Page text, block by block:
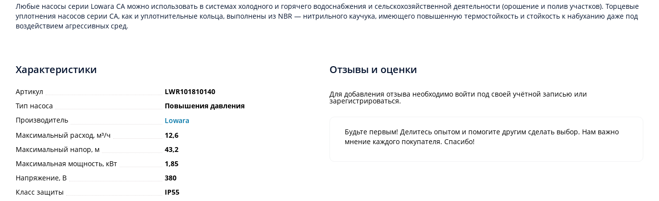
Любые насосы серии Lowara CA можно использовать в системах холодного и горячего водоснабжения и сельскохозяйственной деятельности (орошение и полив участков). Торцевые
уплотнения насосов серии CA, как и уплотнительные кольца, выполнены из NBR — нитрильного каучука, имеющего повышенную термостойкость и стойкость к набуханию даже под
воздействием агрессивных сред.
Характеристики
Артикул
LWR101810140
Тип насоса
Повышения давления
Производитель
Lowara
Максимальный расход, м³/ч
12,6
Максимальный напор, м
43,2
Максимальная мощность, кВт
1,85
Напряжение, В
380
Класс защиты
IP55
Отзывы и оценки
Для добавления отзыва необходимо войти под своей учётной записью или
зарегистрироваться.
Будьте первым! Делитесь опытом и помогите другим сделать выбор. Нам важно
мнение каждого покупателя. Спасибо!